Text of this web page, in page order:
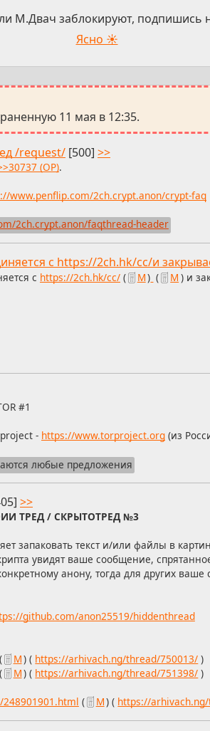
М.Двач заблокируют, подпишись
Ясно ☀
11 мая в 12:35.
/request/ [500] >>
(OP).
www.penflip.com/2ch.crypt.anon/crypt-faq
2ch.crypt.anon/faqthread-header
с https://2ch.hk/cc/и
с https://2ch.hk/cc/ ( М) ( М ) и
#1
- https://www.torproject.org (из
любые предложения
>>
ТРЕД / СКРЫТОТРЕД №3
запаковать текст и/или файлы в
увидят ваше сообщение,
анону, тогда для других
github.com/anon25519/hiddenthread
( М) ( https://arhivach.ng/thread/750013/ )
( М) ( https://arhivach.ng/thread/751398/ )
( М) ( https://